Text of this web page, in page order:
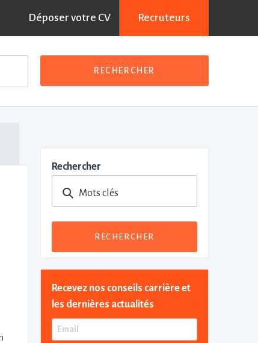
Déposer votre CV Recruteurs
RECHERCHER
Rechercher
Mots clés
RECHERCHER
Recevez nos conseils carrière et
les dernières actualités